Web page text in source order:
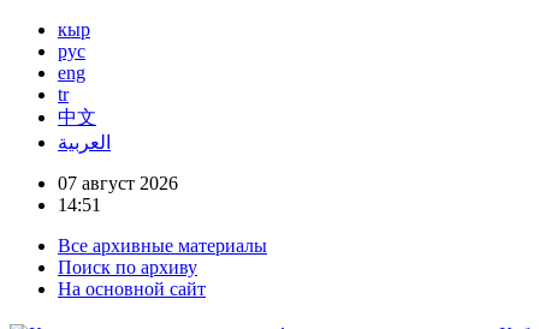
кыр
рус
eng
tr
中文
العربية
07 август 2026
14:51
Все архивные материалы
Поиск по архиву
На основной сайт